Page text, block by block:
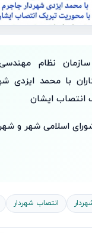
نظام
با محمد ایزدی
انتصاب ایشان
اسلامی شهر و
انتصاب شهردار